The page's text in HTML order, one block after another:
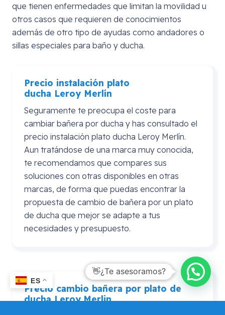
que tienen enfermedades que limitan la movilidad u
otros casos que requieren de conocimientos
además de otro tipo de ayudas como andadores o
sillas especiales para baño y ducha.
Precio instalación plato
ducha Leroy Merlín
Seguramente te preocupa el coste para
cambiar bañera por ducha y has consultado el
precio instalación plato ducha Leroy Merlín.
Aun tratándose de una marca muy conocida,
te recomendamos que compares sus
soluciones con otras disponibles en otras
marcas, de forma que puedas encontrar la
propuesta de cambio de bañera por un plato
de ducha que mejor se adapte a tus
necesidades y presupuesto.
Precio cambio bañera por plato de
duchaLeroy Merlin
ES